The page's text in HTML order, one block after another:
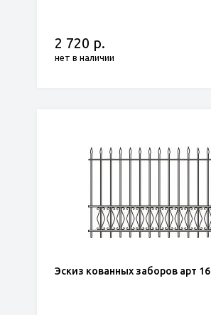
2 720 р.
нет в наличии
Эскиз кованных заборов арт 16